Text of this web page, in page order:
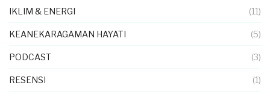
IKLIM & ENERGI (11)
KEANEKARAGAMAN HAYATI (5)
PODCAST (3)
RESENSI (1)